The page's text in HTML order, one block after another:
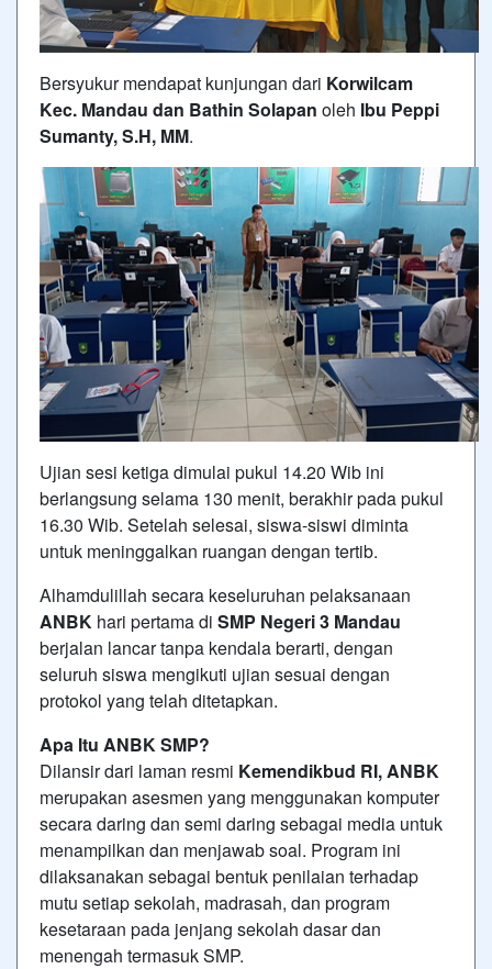
Bersyukur mendapat kunjungan dari Korwilcam
Kec. Mandau dan Bathin Solapan oleh Ibu Peppi
Sumanty, S.H, MM.
Ujian sesi ketiga dimulai pukul 14.20 Wib ini
berlangsung selama 130 menit, berakhir pada pukul
16.30 Wib. Setelah selesai, siswa-siswi diminta
untuk meninggalkan ruangan dengan tertib.
Alhamdulillah secara keseluruhan pelaksanaan
ANBK hari pertama di SMP Negeri 3 Mandau
berjalan lancar tanpa kendala berarti, dengan
seluruh siswa mengikuti ujian sesuai dengan
protokol yang telah ditetapkan.
Apa Itu ANBK SMP?
Dilansir dari laman resmi Kemendikbud RI, ANBK
merupakan asesmen yang menggunakan komputer
secara daring dan semi daring sebagai media untuk
menampilkan dan menjawab soal. Program ini
dilaksanakan sebagai bentuk penilaian terhadap
mutu setiap sekolah, madrasah, dan program
kesetaraan pada jenjang sekolah dasar dan
menengah termasuk SMP.